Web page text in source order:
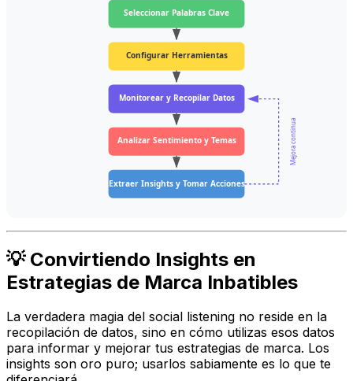
Seleccionar Palabras Clave
Configurar Herramientas
Monitorear y Recopilar Datos
Analizar Sentimiento y Temas
Extraer Insights y Tomar Acciones
Mejora continua
💡 Convirtiendo Insights en
Estrategias de Marca Inbatibles
La verdadera magia del social listening no reside en la
recopilación de datos, sino en cómo utilizas esos datos
para informar y mejorar tus estrategias de marca. Los
insights son oro puro; usarlos sabiamente es lo que te